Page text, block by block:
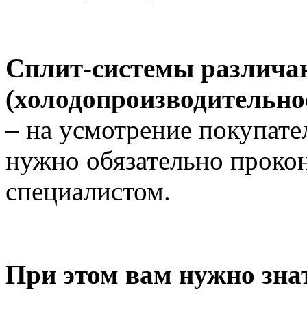
Сплит-системы
– на усмотрение
нужно обязательно
специалистом.
При этом вам нужно